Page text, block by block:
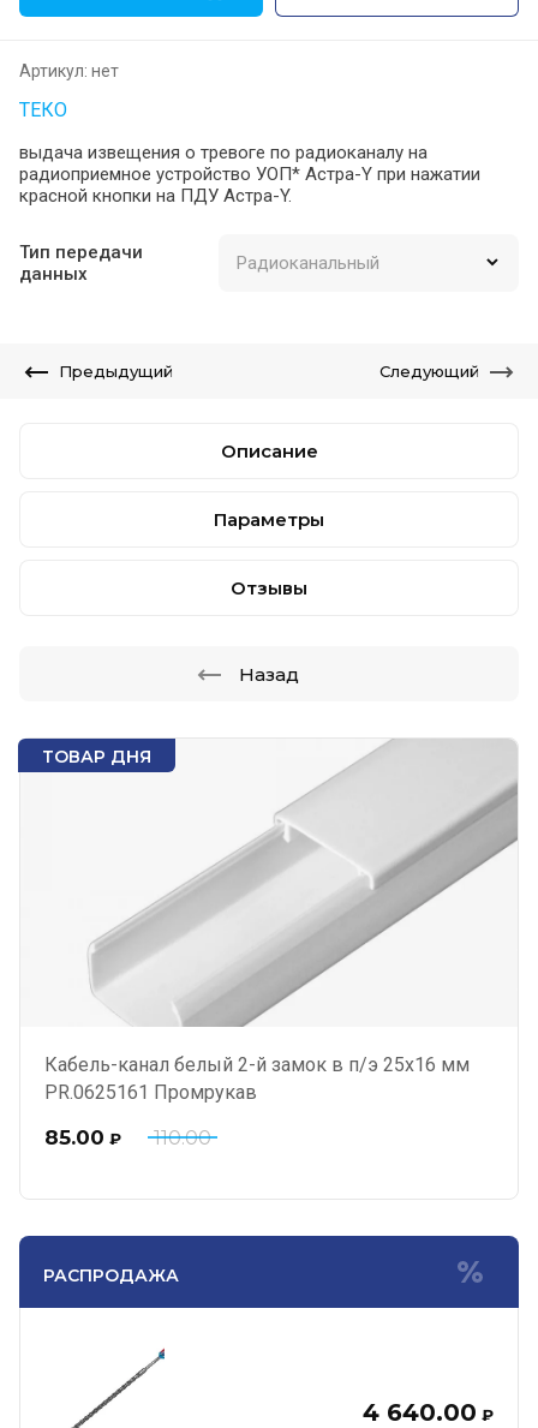
ТОВАР ДНЯ
Кабель-канал белый 2-й замок в п/э 25х16 мм
PR.0625161 Промрукав
110.00
85.00 ₽
РАСПРОДАЖА
4 640.00 ₽
Артикул: нет
ТЕКО
выдача извещения о тревоге по радиоканалу на
радиоприемное устройство УОП* Астра-Y при нажатии
красной кнопки на ПДУ Астра-Y.
Тип передачи
данных
Предыдущий Следующий
Описание
Параметры
Отзывы
Назад